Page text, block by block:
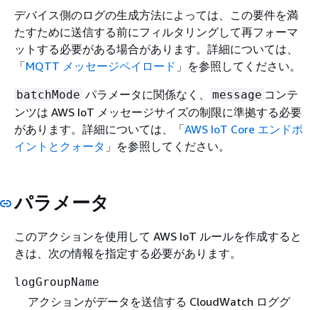
デバイス側のログの生成方法によっては、この要件を満
たすために送信する前にフィルタリングして再フォーマ
ットする必要がある場合があります。詳細については、
「MQTT メッセージペイロード 」を参照してください。
batchMode パラメータに関係なく、 message コンテ
ンツは AWS IoT メッセージサイズの制限に準拠する必要
があります。詳細については、「AWS IoT Core エンドポ
イントとクォータ 」を参照してください。
パラメータ
このアクションを使用して AWS IoT ルールを作成すると
きは、次の情報を指定する必要があります。
logGroupName
アクションがデータを送信する CloudWatch ロググ